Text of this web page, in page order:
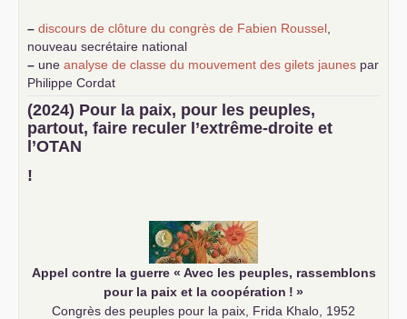
– discours de clôture du congrès de Fabien Roussel
nouveau secrétaire national
– une analyse de classe du mouvement des gilets jaunes par
Philippe Cordat
–
un texte de Jean-Claude Delaunay
le marxisme est la
science sociale de notre temps
–un appel proposé aux partis communistes et ouvrier
d’Europe
–
(2024) Pour la paix, pour les peuples,
partout, faire reculer l’extrême-droite et
l’OTAN
!
Appel contre la guerre « Avec les peuples, rassemblons
pour la paix et la coopération ! »
Congrès des peuples pour la paix, Frida Khalo, 1952